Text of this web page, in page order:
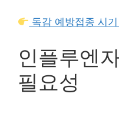
독감 예방접종 시
인플루엔
필요성